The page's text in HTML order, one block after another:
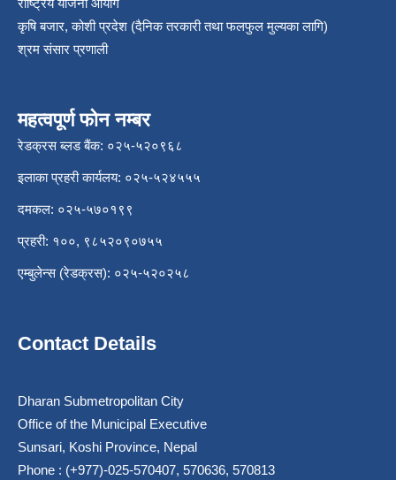
राष्ट्रिय योजना आयोग
कृषि बजार, कोशी प्रदेश (दैनिक तरकारी तथा फलफुल मुल्यका लागि)
श्रम संसार प्रणाली
महत्वपूर्ण फोन नम्बर
रेडक्रस ब्लड बैंक: ०२५-५२०९६८
इलाका प्रहरी कार्यलय: ०२५-५२४५५५
दमकल: ०२५-५७०१९९
प्रहरी: १००, ९८५२०९०७५५
एम्बुलेन्स (रेडक्रस): ०२५-५२०२५८
Contact Details
Dharan Submetropolitan City
Office of the Municipal Executive
Sunsari, Koshi Province, Nepal
Phone : (+977)-025-570407, 570636, 570813